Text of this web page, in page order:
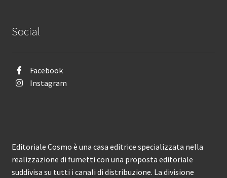
Social
Facebook
Instagram
Editoriale Cosmo è una casa editrice specializzata nella
realizzazione di fumetti con una proposta editoriale
suddivisa su tutti i canali di distribuzione. La divisione